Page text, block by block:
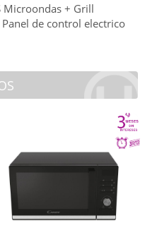
Microondas + Grill
de control electrico